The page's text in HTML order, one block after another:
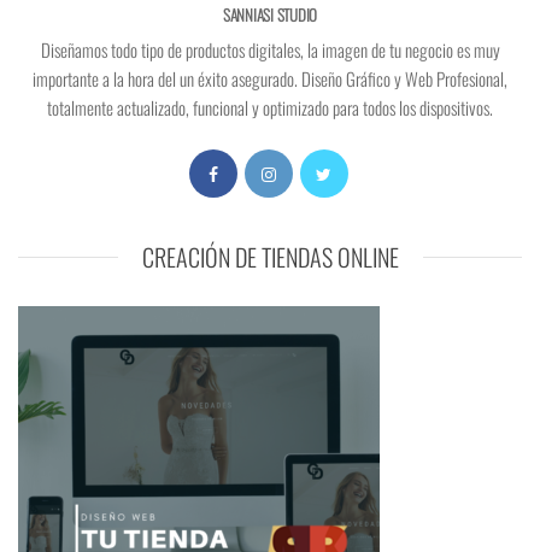
SANNIASI STUDIO
Diseñamos todo tipo de productos digitales, la imagen de tu negocio es muy
importante a la hora del un éxito asegurado. Diseño Gráfico y Web Profesional,
totalmente actualizado, funcional y optimizado para todos los dispositivos.
CREACIÓN DE TIENDAS ONLINE